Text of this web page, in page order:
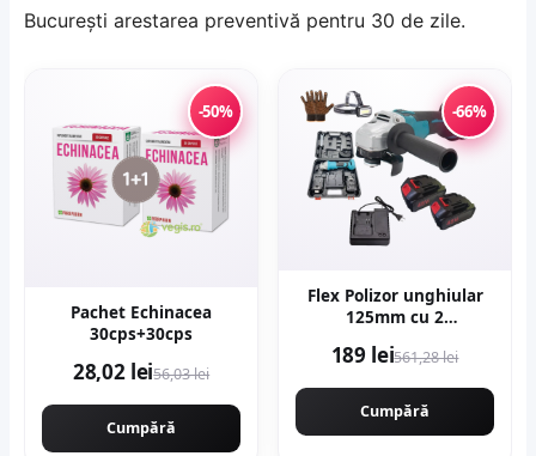
Bucureşti arestarea preventivă pentru 30 de zile.
-50%
Pachet Echinacea
30cps+30cps
28,02 lei56,03 lei
Cumpără
-66%
Flex Polizor unghiular
125mm cu 2
10.000rpm, Protools
189 lei561,28 lei
Cumpără